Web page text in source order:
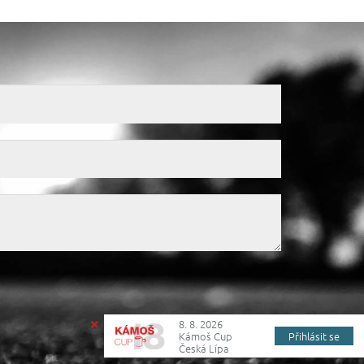
8. 8. 2026
Kámoš Cup
Česká Lípa
Přihlásit se